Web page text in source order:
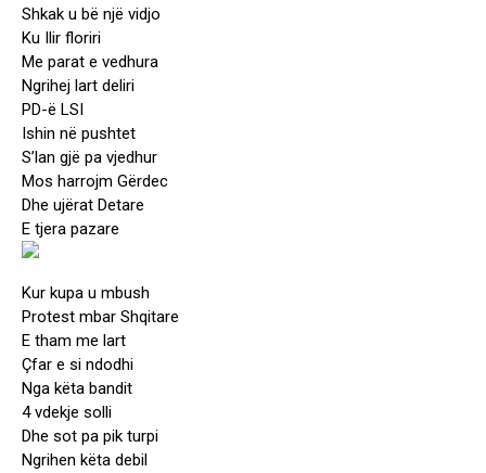
Shkak u bë një vidjo
Ku Ilir floriri
Me parat e vedhura
Ngrihej lart deliri
PD-ë LSI
Ishin në pushtet
S’lan gjë pa vjedhur
Mos harrojm Gërdec
Dhe ujërat Detare
E tjera pazare
Kur kupa u mbush
Protest mbar Shqitare
E tham me lart
Çfar e si ndodhi
Nga këta bandit
4 vdekje solli
Dhe sot pa pik turpi
Ngrihen këta debil